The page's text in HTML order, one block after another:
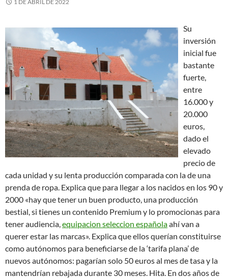
1 DE ABRIL DE 2022
Su
inversión
inicial fue
bastante
fuerte,
entre
16.000 y
20.000
euros,
dado el
elevado
precio de
cada unidad y su lenta producción comparada con la de una
prenda de ropa. Explica que para llegar a los nacidos en los 90 y
2000 «hay que tener un buen producto, una producción
bestial, si tienes un contenido Premium y lo promocionas para
tener audiencia,equipacion seleccion españolaahí van a
querer estar las marcas». Explica que ellos querían constituirse
como autónomos para beneficiarse de la ‘tarifa plana’ de
nuevos autónomos: pagarían solo 50 euros al mes de tasa y la
mantendrían rebajada durante 30 meses. Hita. En dos años de